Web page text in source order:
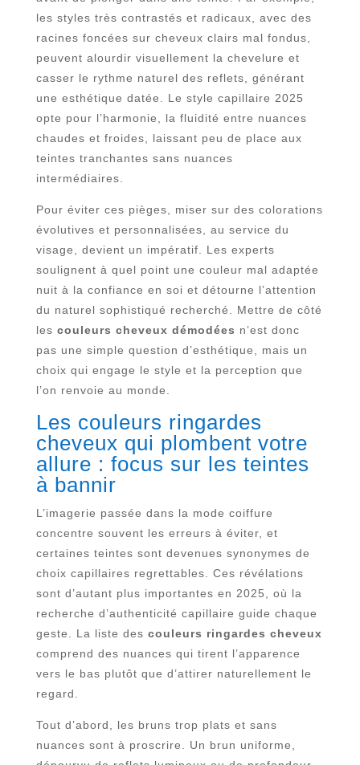
les styles très contrastés et radicaux, avec des
racines foncées sur cheveux clairs mal fondus,
peuvent alourdir visuellement la chevelure et
casser le rythme naturel des reflets, générant
une esthétique datée. Le style capillaire 2025
opte pour l’harmonie, la fluidité entre nuances
chaudes et froides, laissant peu de place aux
teintes tranchantes sans nuances
intermédiaires.
Pour éviter ces pièges, miser sur des colorations
évolutives et personnalisées, au service du
visage, devient un impératif. Les experts
soulignent à quel point une couleur mal adaptée
nuit à la confiance en soi et détourne l’attention
du naturel sophistiqué recherché. Mettre de côté
les couleurs cheveux démodées n’est donc
pas une simple question d’esthétique, mais un
choix qui engage le style et la perception que
l’on renvoie au monde.
Les couleurs ringardes
cheveux qui plombent votre
allure : focus sur les teintes
à bannir
L’imagerie passée dans la mode coiffure
concentre souvent les erreurs à éviter, et
certaines teintes sont devenues synonymes de
choix capillaires regrettables. Ces révélations
sont d’autant plus importantes en 2025, où la
recherche d’authenticité capillaire guide chaque
geste. La liste des couleurs ringardes cheveux
comprend des nuances qui tirent l’apparence
vers le bas plutôt que d’attirer naturellement le
regard.
Tout d’abord, les bruns trop plats et sans
nuances sont à proscrire. Un brun uniforme,